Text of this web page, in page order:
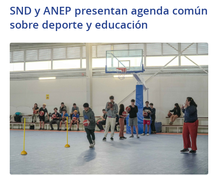
SND y ANEP presentan agenda común
sobre deporte y educación